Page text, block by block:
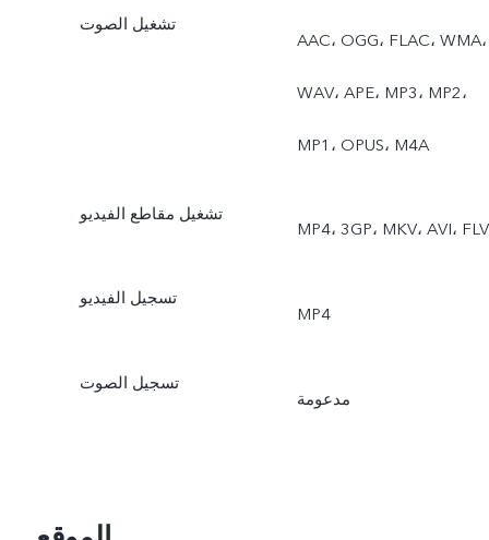
تشغيل الصوت
AAC، OGG، FLAC، WMA،
WAV، APE، MP3، MP2،
MP1، OPUS، M4A
تشغيل مقاطع الفيديو
MP4، 3GP، MKV، AVI، FLV
تسجيل الفيديو
MP4
تسجيل الصوت
مدعومة